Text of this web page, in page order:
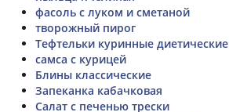
фасоль с луком и сметаной
творожный пирог
Тефтельки куринные диетические
самса с курицей
Блины классические
Запеканка кабачковая
Салат с печенью трески